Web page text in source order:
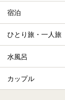
宿泊
ひとり旅・一人旅
水風呂
カップル